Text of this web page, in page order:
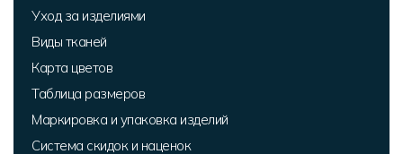
Уход за изделиями
Виды тканей
Карта цветов
Таблица размеров
Маркировка и упаковка изделий
Система скидок и наценок